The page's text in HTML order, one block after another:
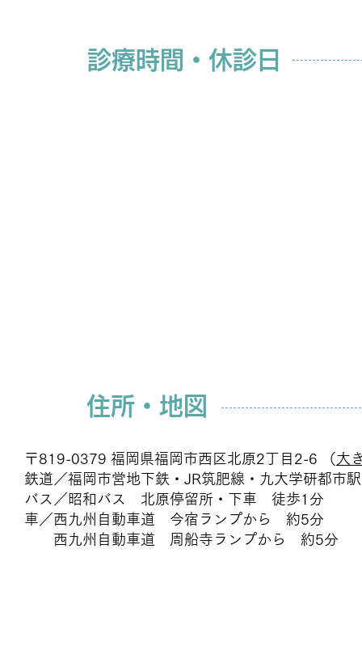
診療時間・休診日
住所・地図
〒819-0379 福岡県福岡市西区北原2丁目2-6 （大
鉄道／福岡市営地下鉄・JR筑肥線・九大学研都市
バス／昭和バス 北原停留所・下車 徒歩1分
車／西九州自動車道 今宿ランプから 約5分
西九州自動車道 周船寺ランプから 約5分